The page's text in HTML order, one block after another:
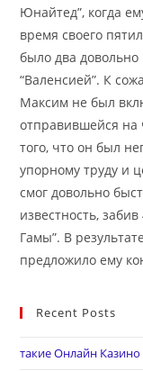
Юнайтед”, когда
время своего
было два
“Валенсией”. К
Максим не был
отправившейся
того, что он был
упорному труду и
смог довольно
известность,
Гамы”. В
предложило ему
Recent Posts
такие Онлайн